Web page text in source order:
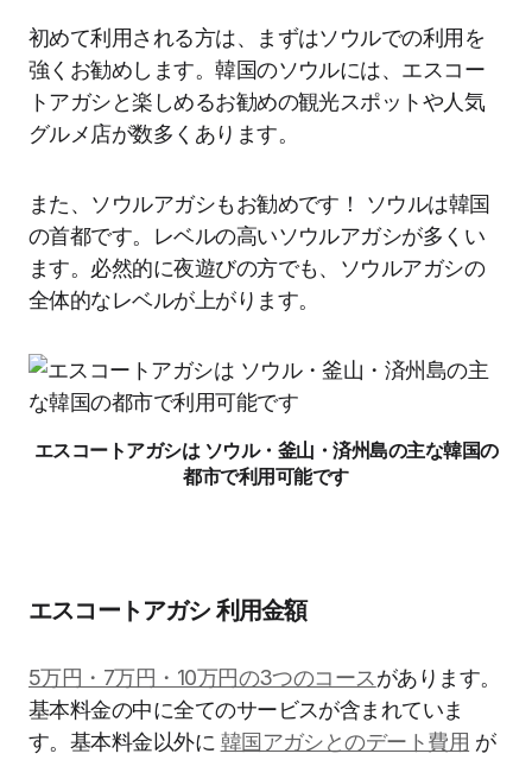
初めて利用される方は、まずはソウルでの利用を
強くお勧めします。韓国のソウルには、エスコー
トアガシと楽しめるお勧めの観光スポットや人気
グルメ店が数多くあります。
また、ソウルアガシもお勧めです！ ソウルは韓国
の首都です。レベルの高いソウルアガシが多くい
ます。必然的に夜遊びの方でも、ソウルアガシの
全体的なレベルが上がります。
エスコートアガシは ソウル・釜山・済州島の主な韓国の
都市で利用可能です
エスコートアガシ 利用金額
5万円・7万円・10万円の3つのコースがあります。
基本料金の中に全てのサービスが含まれていま
す。基本料金以外に 韓国アガシとのデート費用 が